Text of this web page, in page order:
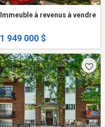
Immeuble à revenus à vendre
1 949 000 $